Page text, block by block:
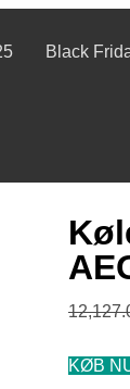
Black
KØB